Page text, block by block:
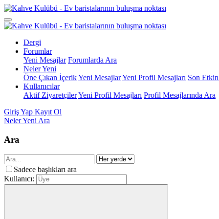
Dergi
Forumlar
Yeni Mesajlar Forumlarda Ara
Neler Yeni
Öne Çıkan İçerikYeni MesajlarYeni Profil Mesajları Son
Kullanıcılar
Aktif ZiyaretçilerYeni Profil Mesajları Profil Mesajlarında Ara
Giriş Yap Kayıt Ol
Neler Yeni Ara
Ara
Sadece başlıkları ara
Kullanıcı: